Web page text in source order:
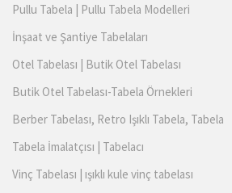
Pullu Tabela | Pullu Tabela Modelleri
İnşaat ve Şantiye Tabelaları
Otel Tabelası | Butik Otel Tabelası
Butik Otel Tabelası-Tabela Örnekleri
Berber Tabelası, Retro Işıklı Tabela, Tabela
Tabela İmalatçısı | Tabelacı
Vinç Tabelası | ışıklı kule vinç tabelası